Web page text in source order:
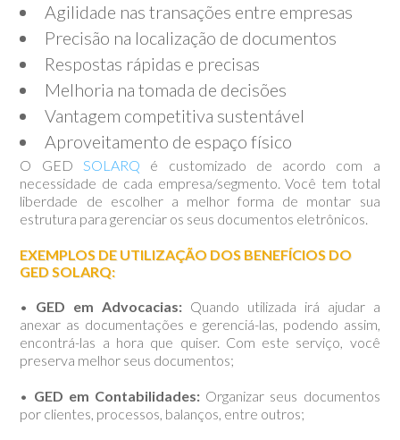
Agilidade nas transações entre empresas
Precisão na localização de documentos
Respostas rápidas e precisas
Melhoria na tomada de decisões
Vantagem competitiva sustentável
Aproveitamento de espaço físico
O GED SOLARQ é customizado de acordo com a
necessidade de cada empresa/segmento. Você tem total
liberdade de escolher a melhor forma de montar sua
estrutura para gerenciar os seus documentos eletrônicos.
EXEMPLOS DE UTILIZAÇÃO DOS BENEFÍCIOS DO
GED SOLARQ:
• GED em Advocacias: Quando utilizada irá ajudar a
anexar as documentações e gerenciá-las, podendo assim,
encontrá-las a hora que quiser. Com este serviço, você
preserva melhor seus documentos;
• GED em Contabilidades: Organizar seus documentos
por clientes, processos, balanços, entre outros;